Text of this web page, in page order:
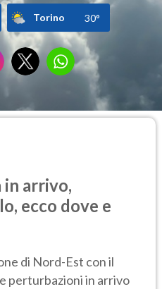
Torino 30°
in arrivo,
ecco dove e
di Nord-Est con il
perturbazioni in arrivo